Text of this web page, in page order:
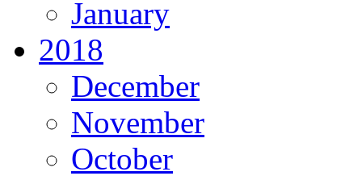
January
2018
December
November
October